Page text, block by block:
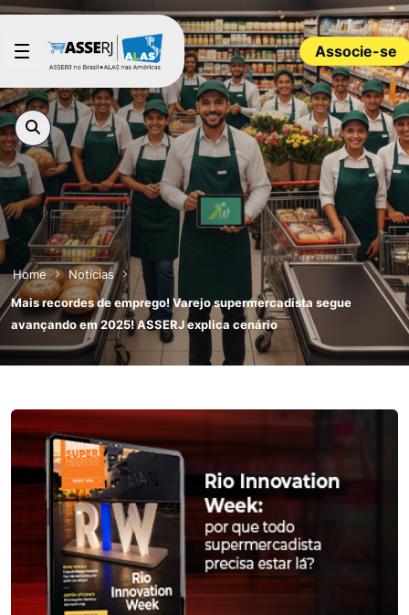
Pular para o Conteúdo principal
Associe-se
Home
Notícias
Mais recordes de emprego! Varejo supermercadista segue
avançando em 2025! ASSERJ explica cenário